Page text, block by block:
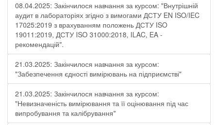
08.04.2025: Закінчилося навчання за курсом: "Внутрішній
аудит в лабораторіях згідно з вимогами ДСТУ EN ISO/IEC
17025:2019 з врахуванням положень ДСТУ ISO
19011:2019, ДСТУ ISO 31000:2018, ILAC, EA -
рекомендацій".
21.03.2025: Закінчилося навчання за курсом:
"Забезпечення єдності вимірювань на підприємстві"
21.03.2025: Закінчилося навчання за курсом:
"Невизначеність вимірювання та її оцінювання під час
випробування та калібрування"